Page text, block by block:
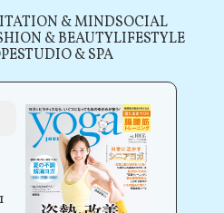
& MINDSOCIAL
& BEAUTYLIFESTYLE
STUDIO & SPA